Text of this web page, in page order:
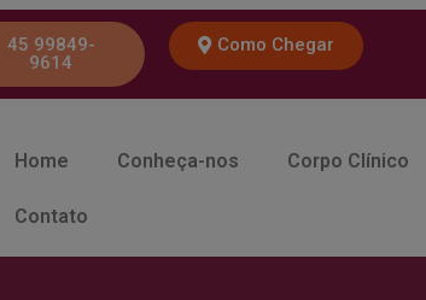
45 99849-
9614
Como Chegar
Home Conheça-nos Corpo Clínico
Contato